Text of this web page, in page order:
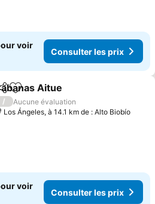
voir
Consulter les prix
Ajouter à mes favoris
Aitue
/
Aucune évaluation
Los Ángeles, à 14.1 km de : Alto Biobío
voir
Consulter les prix